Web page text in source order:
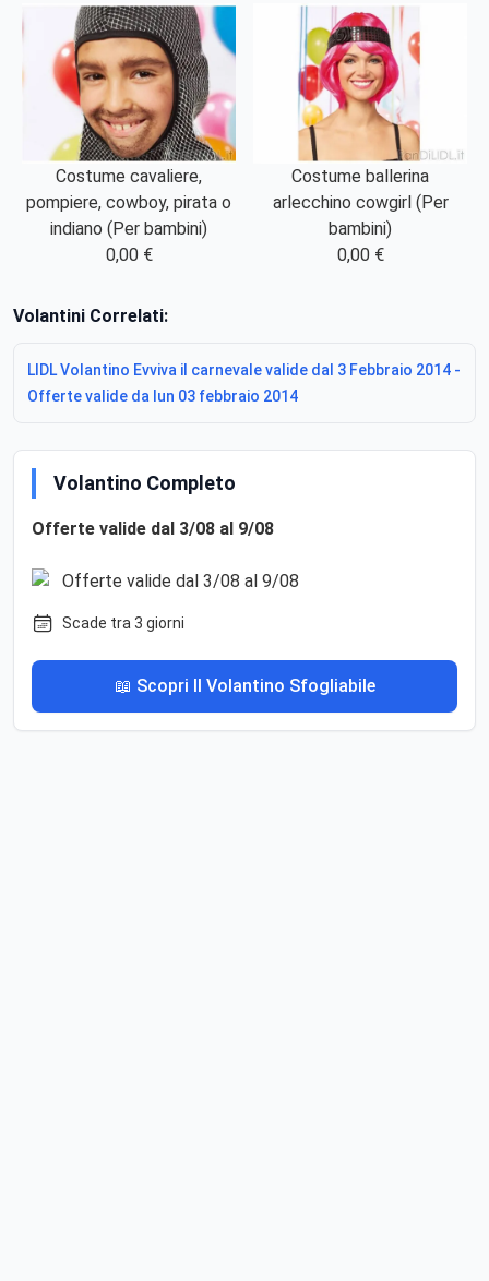
Costume cavaliere,
pompiere, cowboy, pirata o
indiano (Per bambini)
0,00 €
Costume ballerina
arlecchino cowgirl (Per
bambini)
0,00 €
Volantini Correlati:
LIDL Volantino Evviva il carnevale valide dal 3 Febbraio 2014 -
Offerte valide da lun 03 febbraio 2014
Volantino Completo
Offerte valide dal 3/08 al 9/08
Scade tra 3 giorni
📖 Scopri Il Volantino Sfogliabile